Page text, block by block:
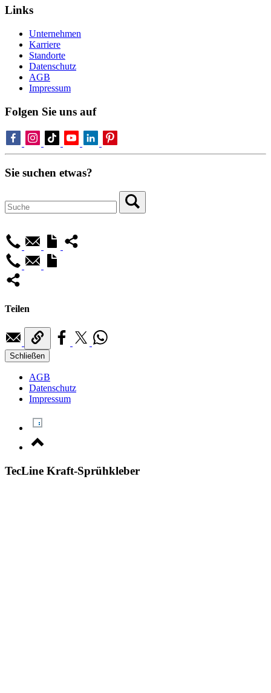
Links
Unternehmen
Karriere
Standorte
Datenschutz
AGB
Impressum
Folgen Sie uns auf
Sie suchen etwas?
Teilen
Schließen
AGB
Datenschutz
Impressum
TecLine Kraft-Sprühkleber